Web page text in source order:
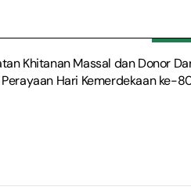
Khitanan Massal dan Donor
Hari Kemerdekaan ke-